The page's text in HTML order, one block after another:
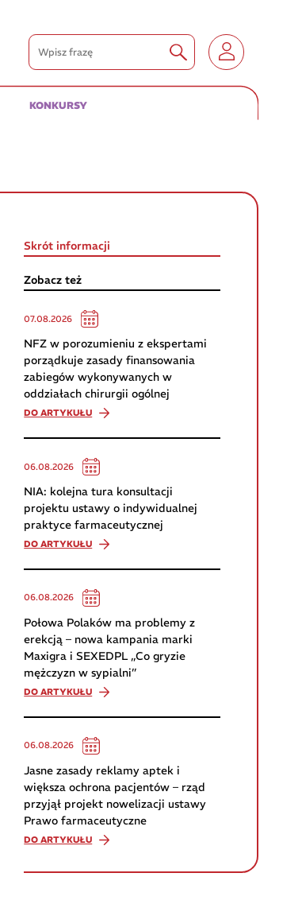
KONKURSY
Skrót informacji
Zobacz też
07.08.2026
NFZ w porozumieniu z ekspertami
porządkuje zasady finansowania
zabiegów wykonywanych w
oddziałach chirurgii ogólnej
DO ARTYKUŁU
06.08.2026
NIA: kolejna tura konsultacji
projektu ustawy o indywidualnej
praktyce farmaceutycznej
DO ARTYKUŁU
06.08.2026
Połowa Polaków ma problemy z
erekcją – nowa kampania marki
Maxigra i SEXEDPL „Co gryzie
mężczyzn w sypialni”
DO ARTYKUŁU
06.08.2026
Jasne zasady reklamy aptek i
większa ochrona pacjentów – rząd
przyjął projekt nowelizacji ustawy
Prawo farmaceutyczne
DO ARTYKUŁU